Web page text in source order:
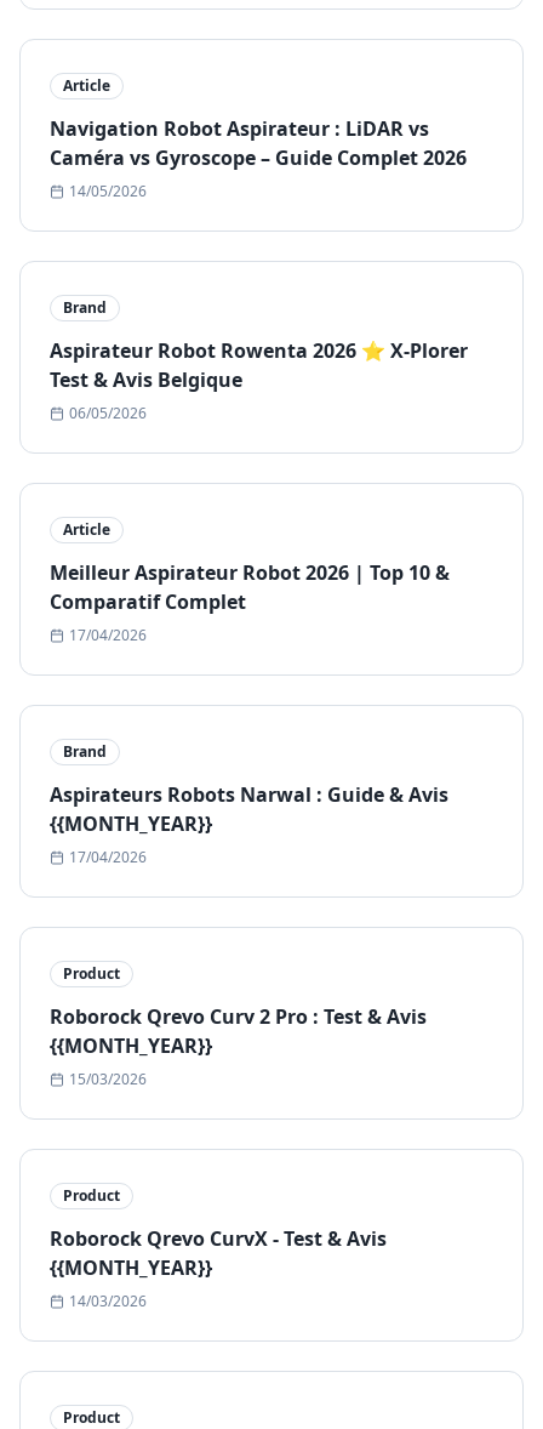
Article
Navigation Robot Aspirateur : LiDAR vs
Caméra vs Gyroscope – Guide Complet 2026
14/05/2026
Brand
Aspirateur Robot Rowenta 2026 ⭐ X-Plorer
Test & Avis Belgique
06/05/2026
Article
Meilleur Aspirateur Robot 2026 | Top 10 &
Comparatif Complet
17/04/2026
Brand
Aspirateurs Robots Narwal : Guide & Avis
{{MONTH_YEAR}}
17/04/2026
Product
Roborock Qrevo Curv 2 Pro : Test & Avis
{{MONTH_YEAR}}
15/03/2026
Product
Roborock Qrevo CurvX - Test & Avis
{{MONTH_YEAR}}
14/03/2026
Product